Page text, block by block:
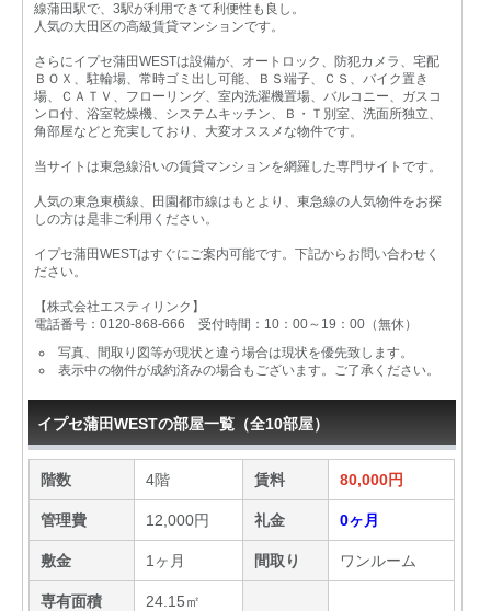
線蒲田駅で、3駅が利用できて利便性も良し。
人気の大田区の高級賃貸マンションです。
さらにイプセ蒲田WESTは設備が、オートロック、防犯カメラ、宅配
ＢＯＸ、駐輪場、常時ゴミ出し可能、ＢＳ端子、ＣＳ、バイク置き
場、ＣＡＴＶ、フローリング、室内洗濯機置場、バルコニー、ガスコ
ンロ付、浴室乾燥機、システムキッチン、Ｂ・Ｔ別室、洗面所独立、
角部屋などと充実しており、大変オススメな物件です。
当サイトは東急線沿いの賃貸マンションを網羅した専門サイトです。
人気の東急東横線、田園都市線はもとより、東急線の人気物件をお探
しの方は是非ご利用ください。
イプセ蒲田WESTはすぐにご案内可能です。下記からお問い合わせく
ださい。
【株式会社エスティリンク】
電話番号：0120-868-666 受付時間：10：00～19：00（無休）
写真、間取り図等が現状と違う場合は現状を優先致します。
表示中の物件が成約済みの場合もございます。ご了承ください。
イプセ蒲田WESTの部屋一覧（全10部屋）
階数 4階 賃料 80,000円
管理費 12,000円 礼金 0ヶ月
敷金 1ヶ月 間取り ワンルーム
専有面積 24.15㎡